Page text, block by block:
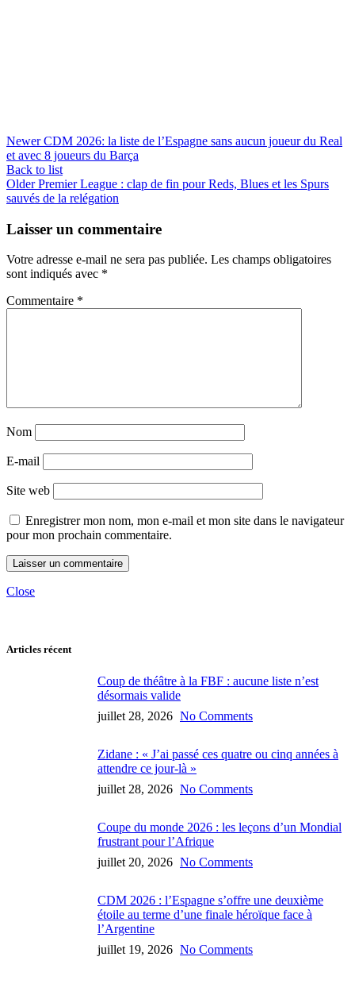
Newer CDM 2026: la liste de l’Espagne sans aucun joueur du Real
et avec 8 joueurs du Barça
Back to list
Older Premier League : clap de fin pour Reds, Blues et les Spurs
sauvés de la relégation
Laisser un commentaire
Votre adresse e-mail ne sera pas publiée. Les champs obligatoires
sont indiqués avec *
Commentaire *
Nom
E-mail
Site web
Enregistrer mon nom, mon e-mail et mon site dans le navigateur
pour mon prochain commentaire.
Close
Articles récent
Coup de théâtre à la FBF : aucune liste n’est
désormais valide
juillet 28, 2026 No Comments
Zidane : « J’ai passé ces quatre ou cinq années à
attendre ce jour-là »
juillet 28, 2026 No Comments
Coupe du monde 2026 : les leçons d’un Mondial
frustrant pour l’Afrique
juillet 20, 2026 No Comments
CDM 2026 : l’Espagne s’offre une deuxième
étoile au terme d’une finale héroïque face à
l’Argentine
juillet 19, 2026 No Comments